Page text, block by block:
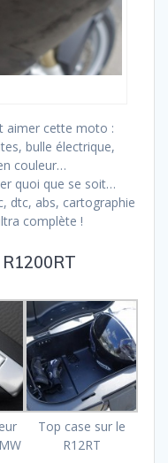
aimer cette moto :
bulle électrique,
couleur…
quoi que se soit…
dtc, abs, cartographie
complète !
Top case sur le
R12RT